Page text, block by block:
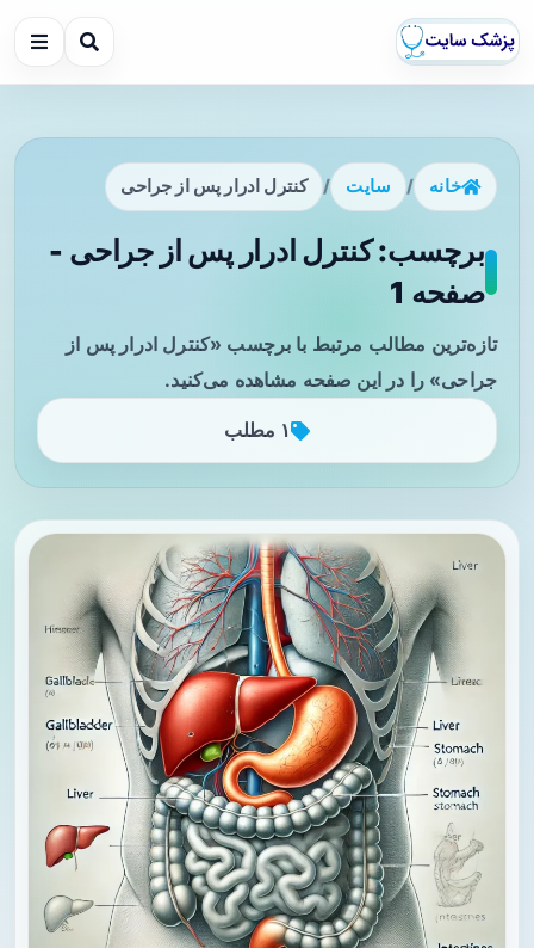
خانه / سایت / کنترل ادرار پس از جراحی
برچسب: کنترل ادرار پس از جراحی -
صفحه 1
تازه‌ترین مطالب مرتبط با برچسب «کنترل ادرار پس از
جراحی» را در این صفحه مشاهده می‌کنید.
۱ مطلب